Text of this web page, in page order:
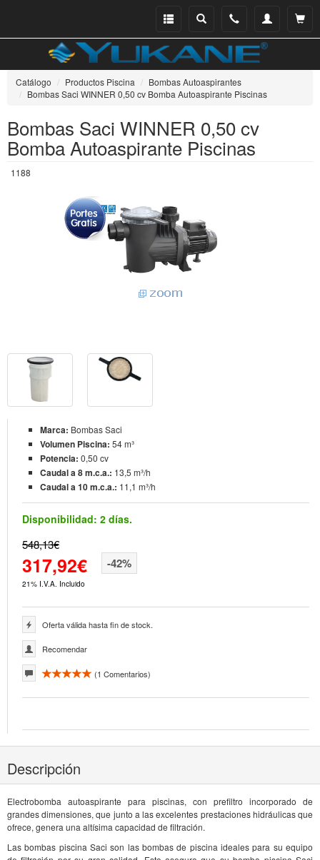
Ver
Mi
Teléfono
Buscar
Menu
Catálogo Productos Piscina
Bombas Autoaspirantes
Bombas Saci WINNER 0,50 cv Bomba Autoaspirante Piscinas
Bombas Saci WINNER 0,50 cv
Bomba Autoaspirante Piscinas
1188
Marca: Bombas Saci
Volumen Piscina: 54 m³
Potencia: 0,50 cv
Caudal a 8 m.c.a.: 13,5 m³/h
Caudal a 10 m.c.a.: 11,1 m³/h
Disponibilidad: 2 días.
548,13€
317,92€ -42%
21% I.V.A. Incluido
Oferta válida hasta fin de stock.
Recomendar
(1 Comentarios)
Descripción
Electrobomba autoaspirante para piscinas, con prefiltro incorporado de
grandes dimensiones, que junto a las excelentes prestaciones hidráulicas que
ofrece, genera una altísima capacidad de filtración.
Las bombas piscina Saci son las bombas de piscina ideales para su equipo